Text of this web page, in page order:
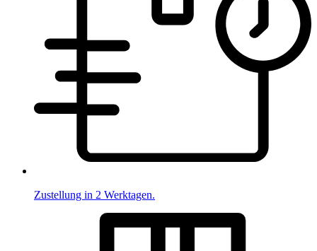
Zustellung in 2 Werktagen.